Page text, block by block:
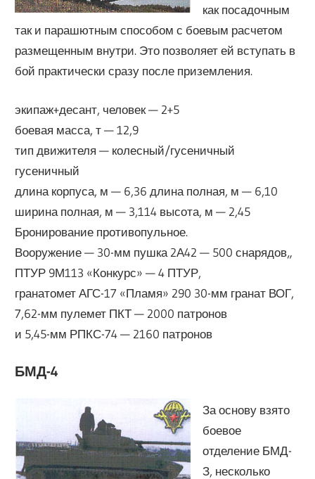
как посадочным
так и парашютным способом с боевым расчетом
размещенным внутри. Это позволяет ей вступать в
бой практически сразу после приземления.
экипаж+десант, человек — 2+5
боевая масса, т — 12,9
тип движителя — колесный/гусеничный
гусеничный
длина корпуса, м — 6,36 длина полная, м — 6,10
ширина полная, м — 3,114 высота, м — 2,45
Бронирование противопульное.
Вооружение — 30-мм пушка 2А42 — 500 снарядов„
ПТУР 9М113 «Конкурс» — 4 ПТУР,
гранатомет АГС-17 «Пламя» 290 30-мм гранат ВОГ,
7,62-мм пулемет ПКТ — 2000 патронов
и 5,45-мм РПКС-74 — 2160 патронов
БМД-4
За основу взято
боевое
отделение БМД-
З, несколько